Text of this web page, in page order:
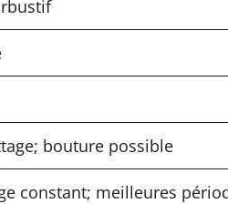
bouture possible
constant; meilleures